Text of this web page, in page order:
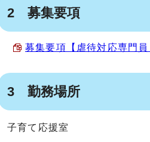
2 募集要項
募集要項【虐待対応専門
3 勤務場所
子育て応援室